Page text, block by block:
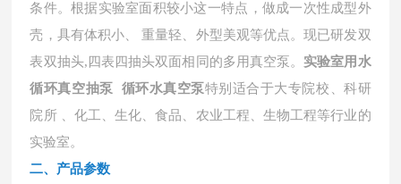
条件。根据实验室面积较小这一特点，做成一次性成型外
壳，具有体积小、 重量轻、外型美观等优点。现已研发双
表双抽头,四表四抽头双面相同的多用真空泵。 实验室用水
循环真空抽泵 循环水真空泵特别适合于大专院校、科研
院所 、化工、生化、食品、农业工程、生物工程等行业的
实验室。
二、 产品参数